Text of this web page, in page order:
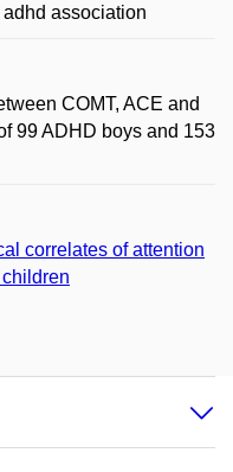
association
COMT, ACE and
99 ADHD boys and 153
correlates of attention